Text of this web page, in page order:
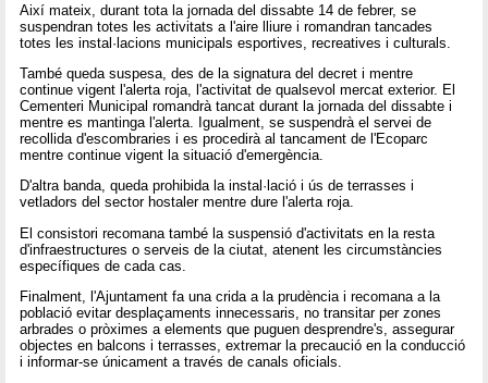
Així mateix, durant tota la jornada del dissabte 14 de febrer, se
suspendran totes les activitats a l'aire lliure i romandran tancades
totes les instal·lacions municipals esportives, recreatives i culturals.
També queda suspesa, des de la signatura del decret i mentre
continue vigent l'alerta roja, l'activitat de qualsevol mercat exterior. El
Cementeri Municipal romandrà tancat durant la jornada del dissabte i
mentre es mantinga l'alerta. Igualment, se suspendrà el servei de
recollida d'escombraries i es procedirà al tancament de l'Ecoparc
mentre continue vigent la situació d'emergència.
D'altra banda, queda prohibida la instal·lació i ús de terrasses i
vetladors del sector hostaler mentre dure l'alerta roja.
El consistori recomana també la suspensió d'activitats en la resta
d'infraestructures o serveis de la ciutat, atenent les circumstàncies
específiques de cada cas.
Finalment, l'Ajuntament fa una crida a la prudència i recomana a la
població evitar desplaçaments innecessaris, no transitar per zones
arbrades o pròximes a elements que puguen desprendre's, assegurar
objectes en balcons i terrasses, extremar la precaució en la conducció
i informar-se únicament a través de canals oficials.